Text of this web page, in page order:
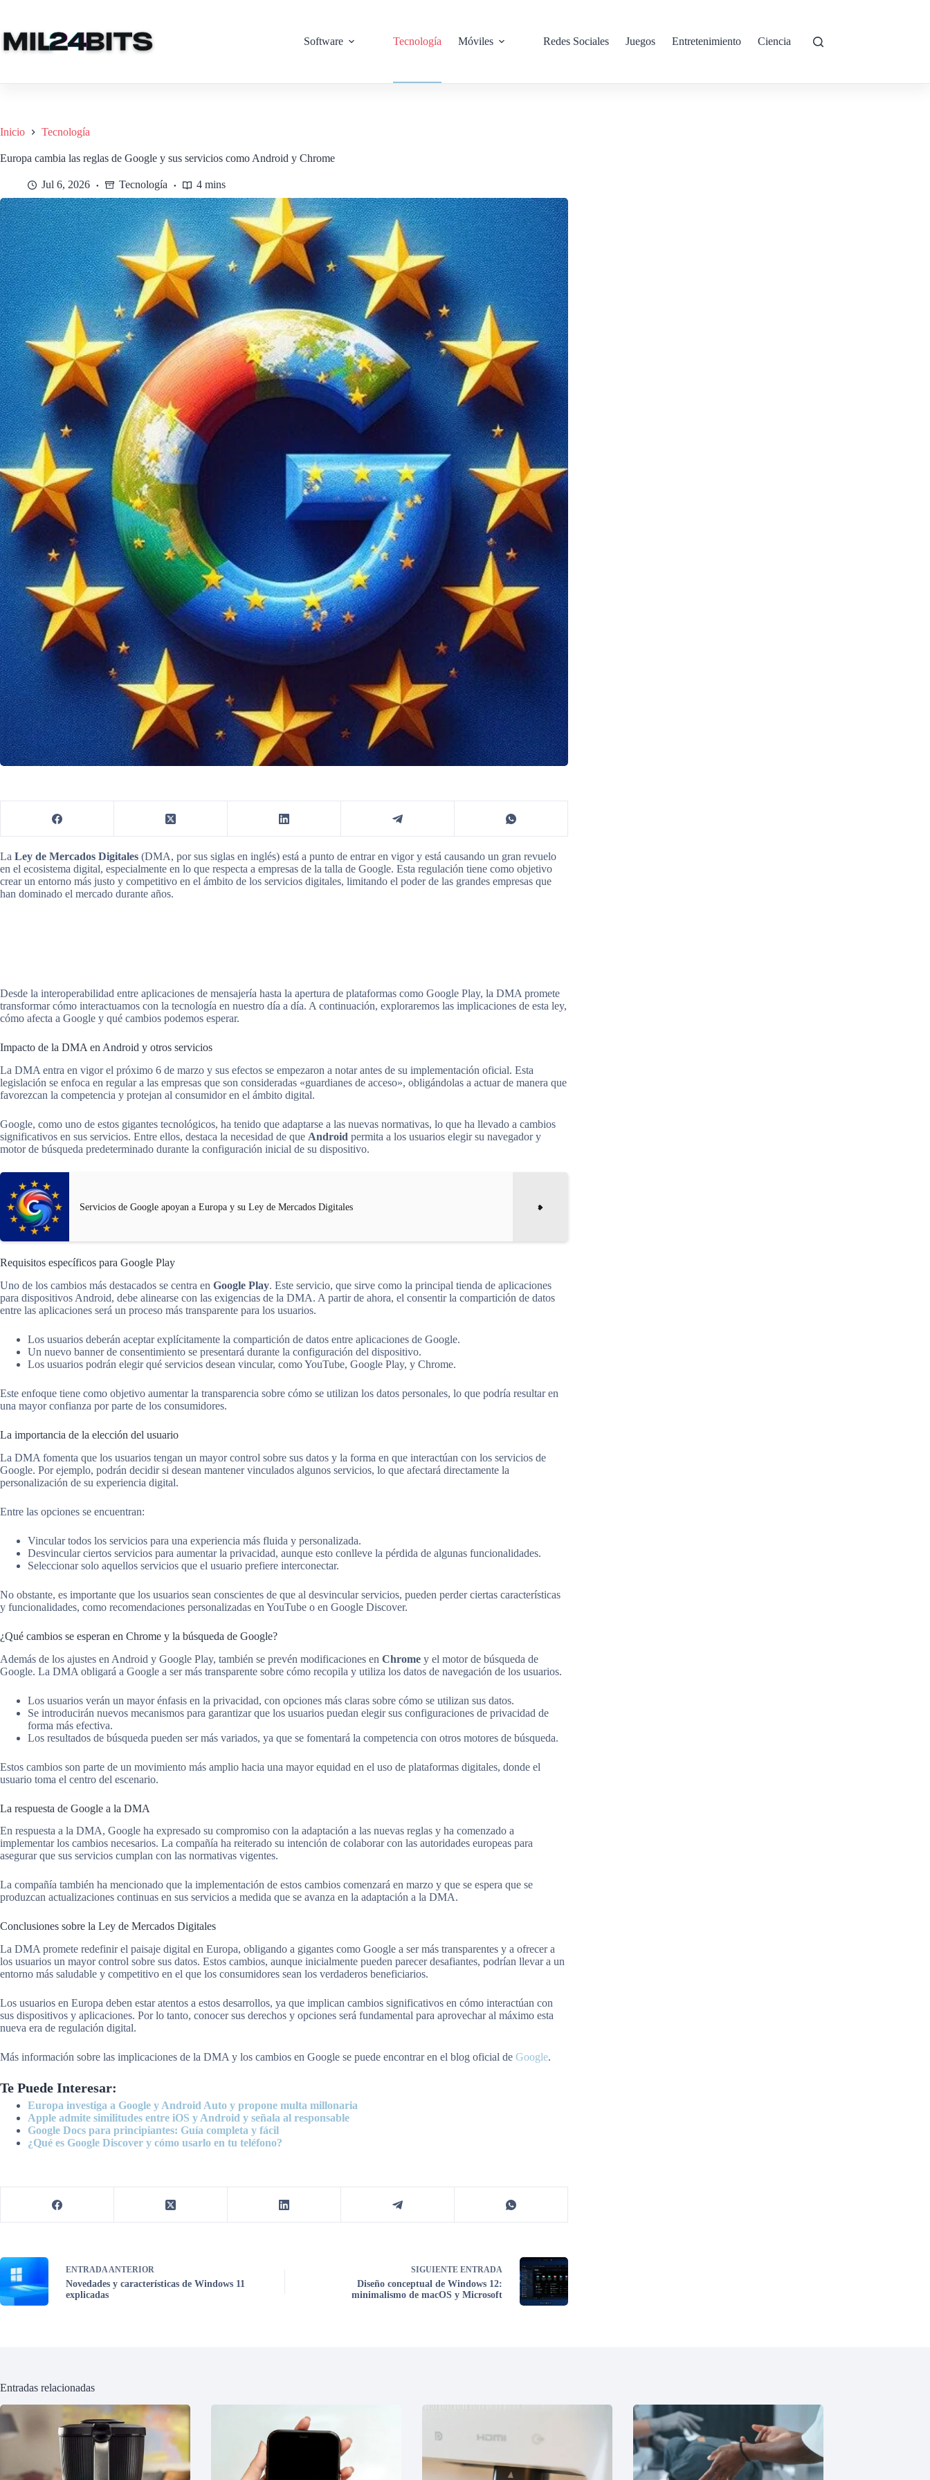
contenido
Software
Tecnología Móviles Redes Sociales Juegos Entretenimiento Ciencia
Inicio Tecnología
Europa cambia las reglas de Google y sus servicios como Android y Chrome
Jul 6, 2026 Tecnología 4 mins
La Ley de Mercados Digitales (DMA, por sus siglas en inglés) está a punto de entrar en vigor y está causando un gran revuelo
en el ecosistema digital, especialmente en lo que respecta a empresas de la talla de Google. Esta regulación tiene como objetivo
crear un entorno más justo y competitivo en el ámbito de los servicios digitales, limitando el poder de las grandes empresas que
han dominado el mercado durante años.
Desde la interoperabilidad entre aplicaciones de mensajería hasta la apertura de plataformas como Google Play, la DMA promete
transformar cómo interactuamos con la tecnología en nuestro día a día. A continuación, exploraremos las implicaciones de esta ley,
cómo afecta a Google y qué cambios podemos esperar.
Impacto de la DMA en Android y otros servicios
La DMA entra en vigor el próximo 6 de marzo y sus efectos se empezaron a notar antes de su implementación oficial. Esta
legislación se enfoca en regular a las empresas que son consideradas «guardianes de acceso», obligándolas a actuar de manera que
favorezcan la competencia y protejan al consumidor en el ámbito digital.
Google, como uno de estos gigantes tecnológicos, ha tenido que adaptarse a las nuevas normativas, lo que ha llevado a cambios
significativos en sus servicios. Entre ellos, destaca la necesidad de que Android permita a los usuarios elegir su navegador y
motor de búsqueda predeterminado durante la configuración inicial de su dispositivo.
Servicios de Google apoyan a Europa y su Ley de Mercados Digitales
Requisitos específicos para Google Play
Uno de los cambios más destacados se centra en Google Play. Este servicio, que sirve como la principal tienda de aplicaciones
para dispositivos Android, debe alinearse con las exigencias de la DMA. A partir de ahora, el consentir la compartición de datos
entre las aplicaciones será un proceso más transparente para los usuarios.
Los usuarios deberán aceptar explícitamente la compartición de datos entre aplicaciones de Google.
Un nuevo banner de consentimiento se presentará durante la configuración del dispositivo.
Los usuarios podrán elegir qué servicios desean vincular, como YouTube, Google Play, y Chrome.
Este enfoque tiene como objetivo aumentar la transparencia sobre cómo se utilizan los datos personales, lo que podría resultar en
una mayor confianza por parte de los consumidores.
La importancia de la elección del usuario
La DMA fomenta que los usuarios tengan un mayor control sobre sus datos y la forma en que interactúan con los servicios de
Google. Por ejemplo, podrán decidir si desean mantener vinculados algunos servicios, lo que afectará directamente la
personalización de su experiencia digital.
Entre las opciones se encuentran:
Vincular todos los servicios para una experiencia más fluida y personalizada.
Desvincular ciertos servicios para aumentar la privacidad, aunque esto conlleve la pérdida de algunas funcionalidades.
Seleccionar solo aquellos servicios que el usuario prefiere interconectar.
No obstante, es importante que los usuarios sean conscientes de que al desvincular servicios, pueden perder ciertas características
y funcionalidades, como recomendaciones personalizadas en YouTube o en Google Discover.
¿Qué cambios se esperan en Chrome y la búsqueda de Google?
Además de los ajustes en Android y Google Play, también se prevén modificaciones en Chrome y el motor de búsqueda de
Google. La DMA obligará a Google a ser más transparente sobre cómo recopila y utiliza los datos de navegación de los usuarios.
Los usuarios verán un mayor énfasis en la privacidad, con opciones más claras sobre cómo se utilizan sus datos.
Se introducirán nuevos mecanismos para garantizar que los usuarios puedan elegir sus configuraciones de privacidad de
forma más efectiva.
Los resultados de búsqueda pueden ser más variados, ya que se fomentará la competencia con otros motores de búsqueda.
Estos cambios son parte de un movimiento más amplio hacia una mayor equidad en el uso de plataformas digitales, donde el
usuario toma el centro del escenario.
La respuesta de Google a la DMA
En respuesta a la DMA, Google ha expresado su compromiso con la adaptación a las nuevas reglas y ha comenzado a
implementar los cambios necesarios. La compañía ha reiterado su intención de colaborar con las autoridades europeas para
asegurar que sus servicios cumplan con las normativas vigentes.
La compañía también ha mencionado que la implementación de estos cambios comenzará en marzo y que se espera que se
produzcan actualizaciones continuas en sus servicios a medida que se avanza en la adaptación a la DMA.
Conclusiones sobre la Ley de Mercados Digitales
La DMA promete redefinir el paisaje digital en Europa, obligando a gigantes como Google a ser más transparentes y a ofrecer a
los usuarios un mayor control sobre sus datos. Estos cambios, aunque inicialmente pueden parecer desafiantes, podrían llevar a un
entorno más saludable y competitivo en el que los consumidores sean los verdaderos beneficiarios.
Los usuarios en Europa deben estar atentos a estos desarrollos, ya que implican cambios significativos en cómo interactúan con
sus dispositivos y aplicaciones. Por lo tanto, conocer sus derechos y opciones será fundamental para aprovechar al máximo esta
nueva era de regulación digital.
Más información sobre las implicaciones de la DMA y los cambios en Google se puede encontrar en el blog oficial de Google.
Te Puede Interesar:
Europa investiga a Google y Android Auto y propone multa millonaria
Apple admite similitudes entre iOS y Android y señala al responsable
Google Docs para principiantes: Guía completa y fácil
¿Qué es Google Discover y cómo usarlo en tu teléfono?
ENTRADA ANTERIOR
Novedades y características de Windows 11
explicadas
SIGUIENTEENTRADA
Diseño conceptual de Windows 12:
minimalismo de macOS y Microsoft
Entradas relacionadas